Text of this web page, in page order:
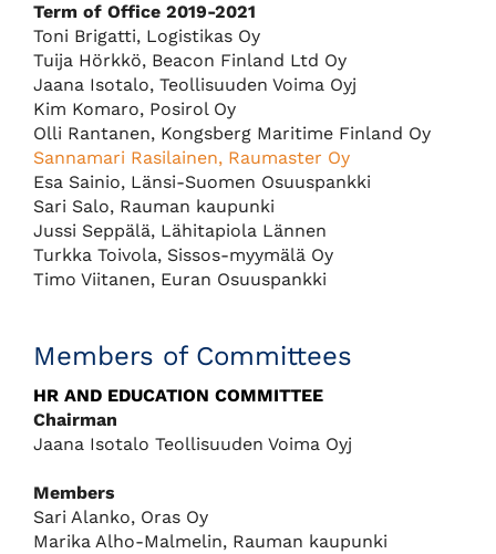
Term of Office 2019-2021
Toni Brigatti, Logistikas Oy
Tuija Hörkkö, Beacon Finland Ltd Oy
Jaana Isotalo, Teollisuuden Voima Oyj
Kim Komaro, Posirol Oy
Olli Rantanen, Kongsberg Maritime Finland Oy
Sannamari Rasilainen, Raumaster Oy
Esa Sainio, Länsi-Suomen Osuuspankki
Sari Salo, Rauman kaupunki
Jussi Seppälä, Lähitapiola Lännen
Turkka Toivola, Sissos-myymälä Oy
Timo Viitanen, Euran Osuuspankki
Members of Committees
HR AND EDUCATION COMMITTEE
Chairman
Jaana Isotalo Teollisuuden Voima Oyj
Members
Sari Alanko, Oras Oy
Marika Alho-Malmelin, Rauman kaupunki